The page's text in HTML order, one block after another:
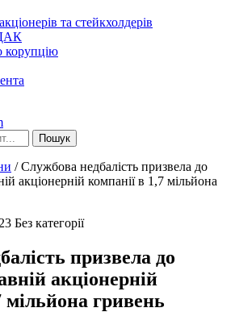
та стейкхолдерів
корупцію
Пошук
/Службова недбалість призвела до
акціонерній компанії в 1,7 мільйона
Без категорії
призвела до
акціонерній
мільйона гривень